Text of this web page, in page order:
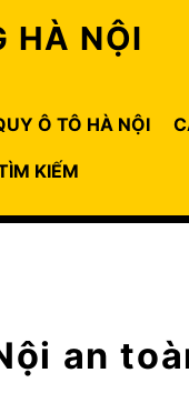
HÀ NỘI
Ô TÔ HÀ NỘI
KIẾM
an